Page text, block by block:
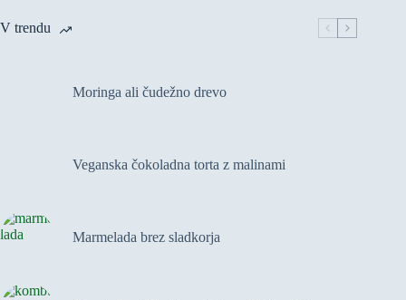
V trendu
Moringa ali čudežno drevo
Veganska čokoladna torta z malinami
Marmelada brez sladkorja